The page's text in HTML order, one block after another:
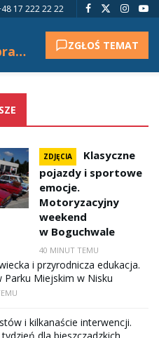
17 222 22 22
Nie udało się pobrać tytułu. ZGŁOŚ TEMAT
ZDJĘCIA
Klasyczne
pojazdy i sportowe
emocje.
Motoryzacyjny
weekend
w Boguchwale
40 MINUT TEMU
i przyrodnicza edukacja.
Parku Miejskim w Nisku
i kilkanaście interwencji.